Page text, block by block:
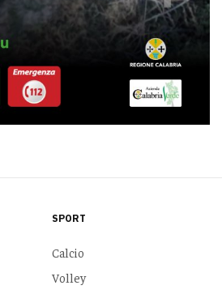
SPORT
Calcio
Volley